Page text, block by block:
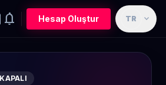
notifications Hesap Oluştur TR expand_more
KAPALI